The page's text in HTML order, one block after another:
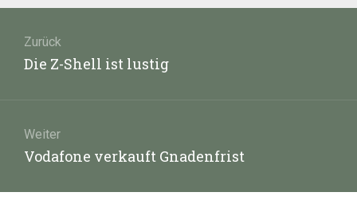
Zurück
Vorheriger
Die Z-Shell ist lustig
Weiter
Nächster
Vodafone verkauft Gnadenfrist